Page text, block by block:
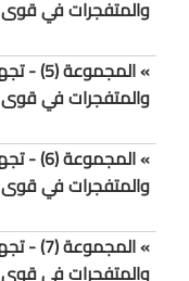
والمتفجرات في قوى
»
والمتفجرات في قوى
»
والمتفجرات في قوى
»
والمتفجرات في قوى